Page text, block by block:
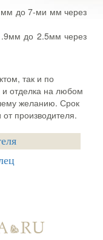
до 7-ми мм через
до 2.5мм через
так и по
отделка на любом
желанию. Срок
производителя.